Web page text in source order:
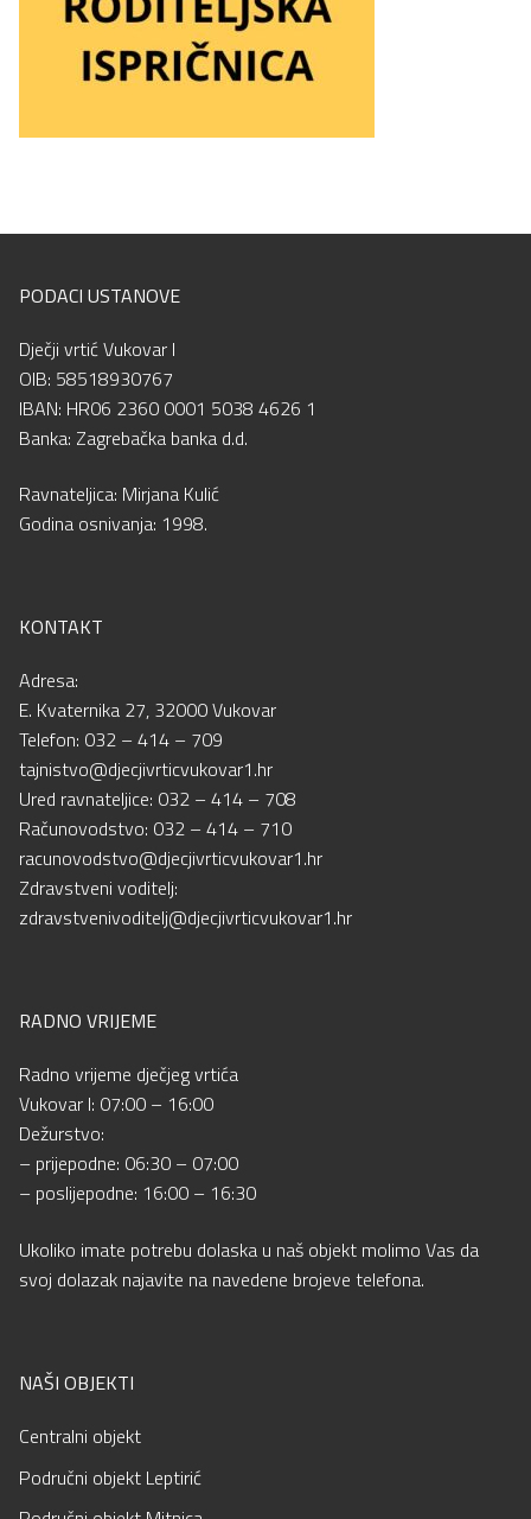
PODACI USTANOVE
Dječji vrtić Vukovar I
OIB: 58518930767
IBAN: HR06 2360 0001 5038 4626 1
Banka: Zagrebačka banka d.d.
Ravnateljica: Mirjana Kulić
Godina osnivanja: 1998.
KONTAKT
Adresa:
E. Kvaternika 27, 32000 Vukovar
Telefon: 032 – 414 – 709
tajnistvo@djecjivrticvukovar1.hr
Ured ravnateljice: 032 – 414 – 708
Računovodstvo: 032 – 414 – 710
racunovodstvo@djecjivrticvukovar1.hr
Zdravstveni voditelj:
zdravstvenivoditelj@djecjivrticvukovar1.hr
RADNO VRIJEME
Radno vrijeme dječjeg vrtića
Vukovar I: 07:00 – 16:00
Dežurstvo:
– prijepodne: 06:30 – 07:00
– poslijepodne: 16:00 – 16:30
Ukoliko imate potrebu dolaska u naš objekt molimo Vas da
svoj dolazak najavite na navedene brojeve telefona.
NAŠI OBJEKTI
Centralni objekt
Područni objekt Leptirić